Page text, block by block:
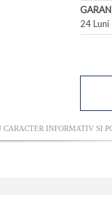
24 Luni
CARACTER INFORMATIV SI